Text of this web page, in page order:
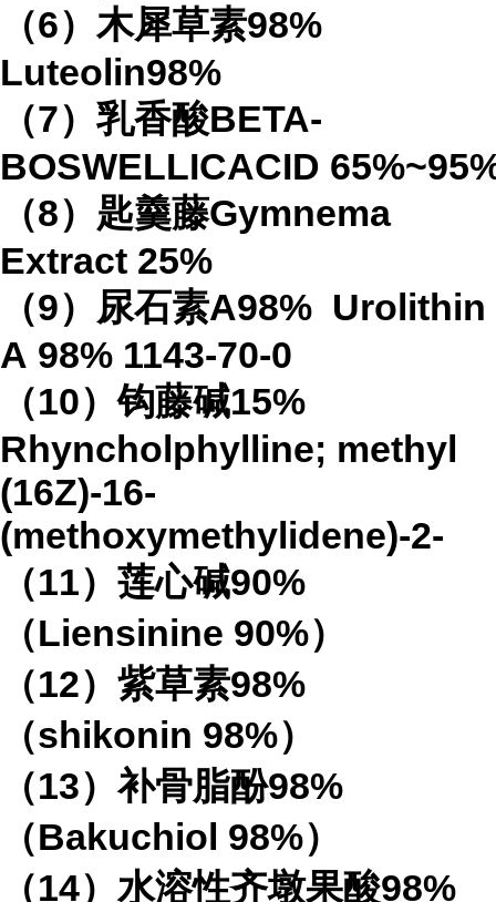
（6）木犀草素98%
Luteolin98%
（7）乳香酸BETA-
BOSWELLICACID 65%
（8）匙羹藤Gymnema
Extract 25%
（9）尿石素A98% Urolithin
A 98% 1143-70-0
（10）钩藤碱15%
Rhyncholphylline; methyl
(16Z)-16-
(methoxymethylidene)-2-
（11）莲心碱90%
（Liensinine 90%）
（12）紫草素98%
（shikonin 98%）
（13）补骨脂酚98%
（Bakuchiol 98%）
（14）水溶性齐墩果酸98%